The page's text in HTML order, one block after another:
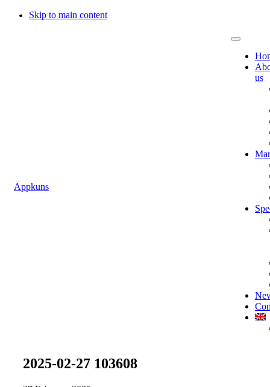
Skip to main content
Appkuns
Right
us
2025-02-27 103608